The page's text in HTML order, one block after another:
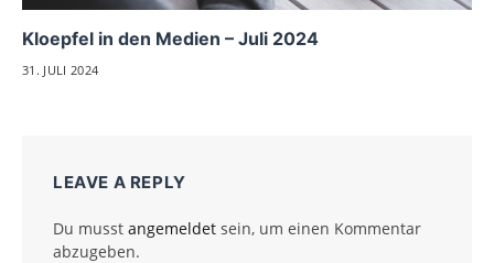
Kloepfel in den Medien – Juli 2024
31. JULI 2024
LEAVE A REPLY
Du musst angemeldet sein, um einen Kommentar
abzugeben.